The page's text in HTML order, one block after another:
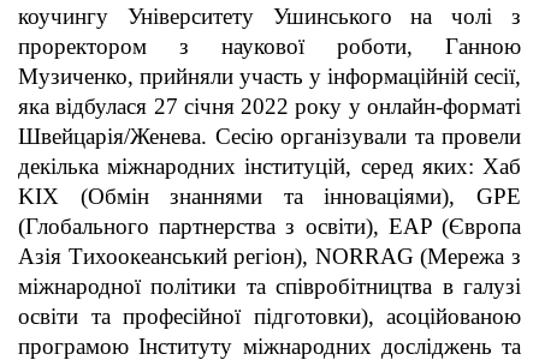
коучингу Університету Ушинського на чолі з
проректором з наукової роботи, Ганною
Музиченко, прийняли участь у інформаційній сесії,
яка відбулася 27 січня 2022 року у онлайн-форматі
Швейцарія/Женева. Сесію організували та провели
декілька міжнародних інституцій, серед яких: Хаб
KIX (Обмін знаннями та інноваціями), GPE
(Глобального партнерства з освіти), EAP (Європа
Азія Тихоокеанський регіон), NORRAG (Мережа з
міжнародної політики та співробітництва в галузі
освіти та професійної підготовки), асоційованою
програмою Інституту міжнародних досліджень та